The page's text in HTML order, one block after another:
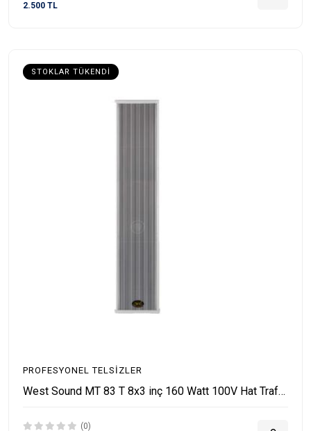
2.500 TL
STOKLAR TÜKENDI
PROFESYONEL TELSIZLER
West Sound MT 83 T 8x3 inç 160 Watt 100V Hat Trafolu Duvar Hoparlörü
(0)